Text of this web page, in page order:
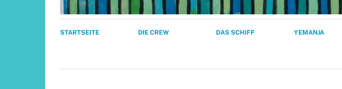
STARTSEITE DIE CREW DAS SCHIFF YEMANJA